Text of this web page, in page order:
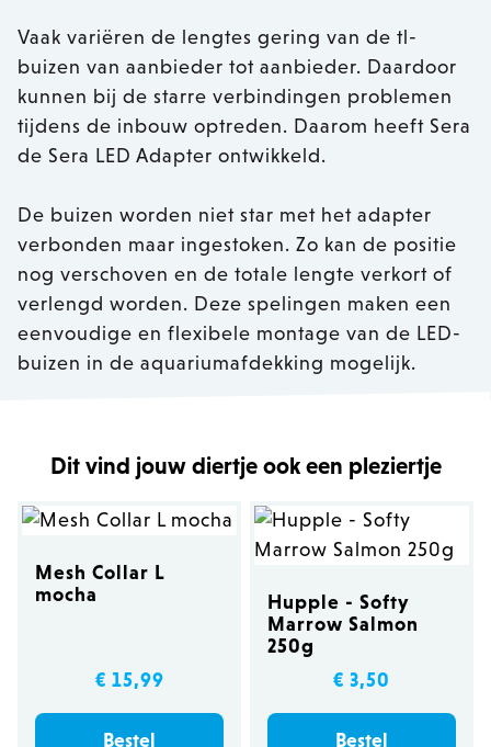
Vaak variëren de lengtes gering van de tl-
buizen van aanbieder tot aanbieder. Daardoor
kunnen bij de starre verbindingen problemen
tijdens de inbouw optreden. Daarom heeft Sera
de Sera LED Adapter ontwikkeld.
De buizen worden niet star met het adapter
verbonden maar ingestoken. Zo kan de positie
nog verschoven en de totale lengte verkort of
verlengd worden. Deze spelingen maken een
eenvoudige en flexibele montage van de LED-
buizen in de aquariumafdekking mogelijk.
Dit vind jouw diertje ook een pleziertje
Mesh Collar L
mocha
€ 15,99
Bestel
Hupple - Softy
Marrow Salmon
250g
€ 3,50
Bestel